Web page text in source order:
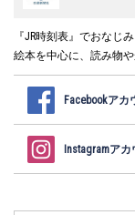
『JR時刻表』でおなじ
絵本を中心に、読み物
Facebookアカ
Instagramアカ